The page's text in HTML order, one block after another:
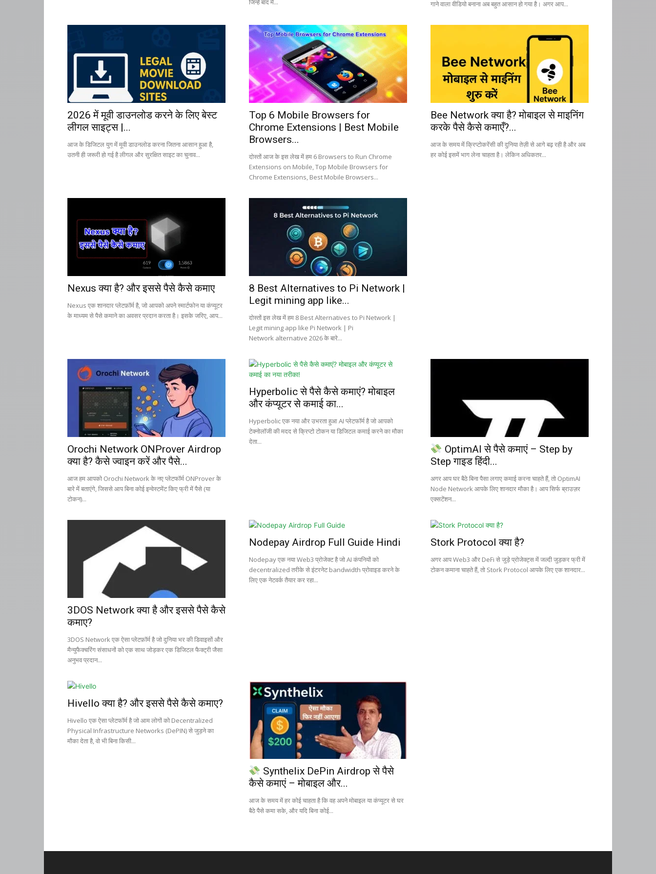
जिन्हें बाद में...
गाने वाला वीडियो बनाना अब बहुत आसान हो गया है। अगर आप...
2026 में मूवी डाउनलोड करने के लिए बेस्ट
लीगल साइट्स |...
आज के डिजिटल युग में मूवी डाउनलोड करना जितना आसान हुआ है,
उतनी ही जरूरी हो गई है लीगल और सुरक्षित साइट का चुनाव...
Top 6 Mobile Browsers for
Chrome Extensions | Best Mobile
Browsers...
दोस्तों आज के इस लेख में हम 6 Browsers to Run Chrome
Extensions on Mobile, Top Mobile Browsers for
Chrome Extensions, Best Mobile Browsers...
Bee Network क्या है? मोबाइल से माइनिंग
करके पैसे कैसे कमाएँ?...
आज के समय में क्रिप्टोकरेंसी की दुनिया तेज़ी से आगे बढ़ रही है और अब
हर कोई इसमें भाग लेना चाहता है। लेकिन अधिकतर...
Nexus क्या है? और इससे पैसे कैसे कमाए
Nexus एक शानदार प्लेटफ़ॉर्म है, जो आपको अपने स्मार्टफोन या कंप्यूटर
के माध्यम से पैसे कमाने का अवसर प्रदान करता है। इसके जरिए, आप...
8 Best Alternatives to Pi Network |
Legit mining app like...
दोस्तों इस लेख में हम 8 Best Alternatives to Pi Network |
Legit mining app like Pi Network | Pi
Network alternative 2026 के बारे...
Orochi Network ONProver Airdrop
क्या है? कैसे ज्वाइन करें और पैसे...
आज हम आपको Orochi Network के नए प्लेटफॉर्म ONProver के
बारे में बताएंगे, जिससे आप बिना कोई इन्वेस्टमेंट किए फ्री में पैसे (या
टोकन)...
Hyperbolic से पैसे कैसे कमाएं? मोबाइल
और कंप्यूटर से कमाई का...
Hyperbolic एक नया और उभरता हुआ AI प्लेटफॉर्म है जो आपको
टेक्नोलॉजी की मदद से क्रिप्टो टोकन या डिजिटल कमाई करने का मौका
देता...
OptimAI से पैसे कमाएं – Step by
Step गाइड हिंदी...
अगर आप घर बैठे बिना पैसा लगाए कमाई करना चाहते हैं, तो OptimAI
Node Network आपके लिए शानदार मौका है। आप सिर्फ ब्राउज़र
एक्सटेंशन...
3DOS Network क्या है और इससे पैसे कैसे
कमाए?
3DOS Network एक ऐसा प्लेटफ़ॉर्म है जो दुनिया भर की डिवाइसों और
मैन्युफैक्चरिंग संसाधनों को एक साथ जोड़कर एक डिजिटल फैक्ट्री जैसा
अनुभव प्रदान...
Nodepay Airdrop Full Guide Hindi
Nodepay एक नया Web3 प्रोजेक्ट है जो AI कंपनियों को
decentralized तरीके से इंटरनेट bandwidth प्रोवाइड करने के
लिए एक नेटवर्क तैयार कर रहा...
Stork Protocol क्या है?
अगर आप Web3 और DeFi से जुड़े प्रोजेक्ट्स में जल्दी जुड़कर फ्री में
टोकन कमाना चाहते हैं, तो Stork Protocol आपके लिए एक शानदार...
Hivello क्या है? और इससे पैसे कैसे कमाए?
Hivello एक ऐसा प्लेटफॉर्म है जो आम लोगों को Decentralized
Physical Infrastructure Networks (DePIN) से जुड़ने का
मौका देता है, वो भी बिना किसी...
Synthelix DePin Airdrop से पैसे
कैसे कमाएं – मोबाइल और...
आज के समय में हर कोई चाहता है कि वह अपने मोबाइल या कंप्यूटर से घर
बैठे पैसे कमा सके, और यदि बिना कोई...